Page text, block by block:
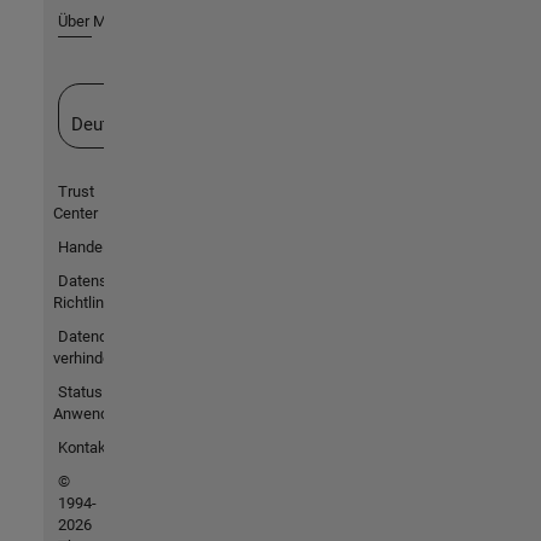
Über MathWorks
Deutschland
Trust
Center
Handelsmarken
Datenschutz-
Richtlinien
Datendiebstahl
verhindern
Status von
Anwendungen
Kontakt
©
1994-
2026